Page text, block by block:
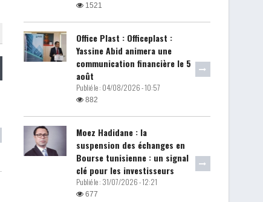
1521
Office Plast : Officeplast :
Yassine Abid animera une
communication financière le 5
août
Publié le : 04/08/2026 - 10:57
882
Moez Hadidane : la
suspension des échanges en
Bourse tunisienne : un signal
clé pour les investisseurs
Publié le : 31/07/2026 - 12:21
677